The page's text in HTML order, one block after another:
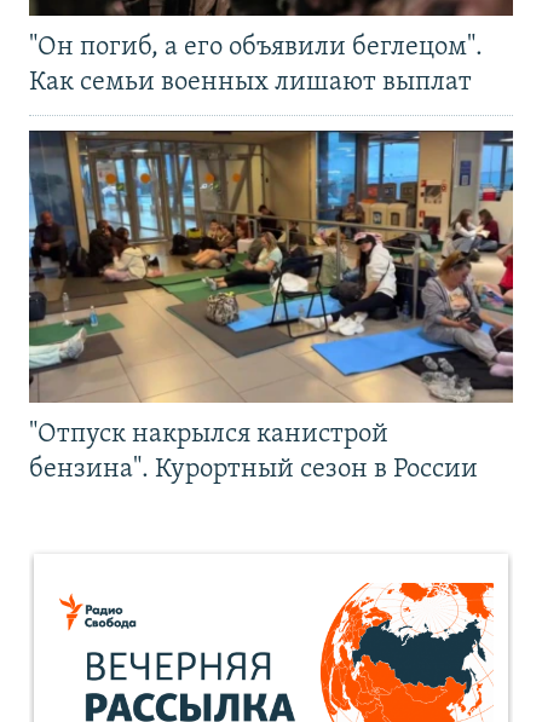
"Он погиб, а его объявили беглецом".
Как семьи военных лишают выплат
"Отпуск накрылся канистрой
бензина". Курортный сезон в России